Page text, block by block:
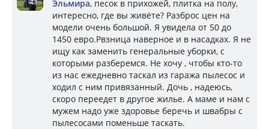
Эльмира, песок в прихожей, плитка на полу,
интересно, где вы живёте? Разброс цен на
модели очень большой. Я увидела от 50 до
1450 евро.Рвзница наверное и в насадках. Я не
ищу как заменить генеральные уборки, с
которыми разберемся. Не хочу , чтобы кто-то
из нас ежедневно таскал из гаража пылесос и
ходил с ним привязанный. Дочь , надеюсь,
скоро переедет в другое жилье. А маме и нам с
мужем надо уже здоровье беречь и швабры с
пылесосами поменьше таскать.